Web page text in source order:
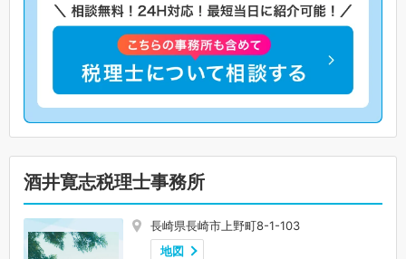
酒井寛志税理士事務所
長崎県長崎市上野町8-1-103
地図